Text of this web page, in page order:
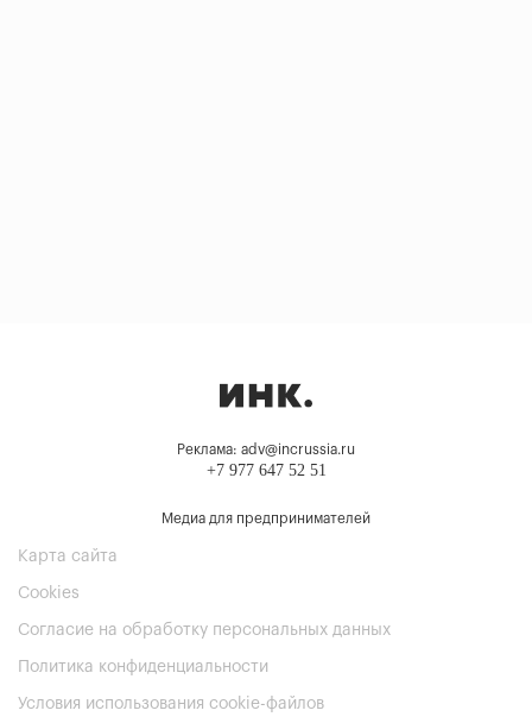
Реклама: adv@incrussia.ru
+7 977 647 52 51
Медиа для предпринимателей
Карта сайта
Cookies
Согласие на обработку персональных данных
Политика конфиденциальности
Условия использования cookie-файлов